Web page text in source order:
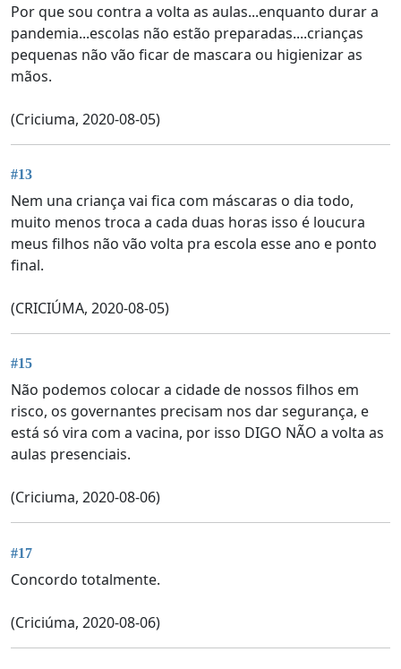
Por que sou contra a volta as aulas...enquanto durar a
pandemia...escolas não estão preparadas....crianças
pequenas não vão ficar de mascara ou higienizar as
mãos.
(Criciuma, 2020-08-05)
#13
Nem una criança vai fica com máscaras o dia todo,
muito menos troca a cada duas horas isso é loucura
meus filhos não vão volta pra escola esse ano e ponto
final.
(CRICIÚMA, 2020-08-05)
#15
Não podemos colocar a cidade de nossos filhos em
risco, os governantes precisam nos dar segurança, e
está só vira com a vacina, por isso DIGO NÃO a volta as
aulas presenciais.
(Criciuma, 2020-08-06)
#17
Concordo totalmente.
(Criciúma, 2020-08-06)